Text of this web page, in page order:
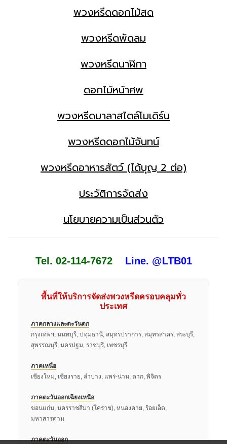
พวงหรีดดอกไม้สด
พวงหรีดพัดลม
พวงหรีดนาฬิกา
ดอกไม้หน้าศพ
พวงหรีดมาลาสไตล์โมเดิร์น
พวงหรีดดอกไม้จันทน์
พวงหรีดอาหารสัตว์ (ได้บุญ 2 ต่อ)
ประวัติการจัดส่ง
นโยบายความเป็นส่วนตัว
Tel. 02-114-7672 Line. @LTB01
พื้นที่ให้บริการจัดส่งพวงหรีดครอบคลุมทั่ว
ประเทศ
ภาคกลางและตะวันตก
กรุงเทพฯ, นนทบุรี, ปทุมธานี, สมุทรปราการ, สมุทรสาคร, สระบุรี,
สุพรรณบุรี, นครปฐม, ราชบุรี, เพชรบุรี
ภาคเหนือ
เชียงใหม่, เชียงราย, ลำปาง, แพร่-น่าน, ตาก, พิจิตร
ภาคตะวันออกเฉียงเหนือ
ขอนแก่น, นครราชสีมา (โคราช), หนองคาย, ร้อยเอ็ด,
มหาสารคาม
ภาคตะวันออก